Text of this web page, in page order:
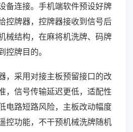
备连接。手机端软件预设好牌
控牌器，控牌器接收到信号后
械结构，在麻将机洗牌、码牌
控牌目的。
，采用对接主板预留接口的改
，信号传输延迟更低，适配性
电路短路风险，主板改动幅度
控功能，不干预机械洗牌随机